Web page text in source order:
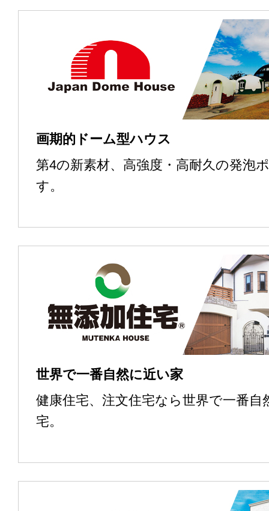
画期的ドーム型ハウス
第4の新素材、高強度・高耐久の発泡
す。
世界で一番自然に近い家
健康住宅、注文住宅なら世界で一番自
宅。